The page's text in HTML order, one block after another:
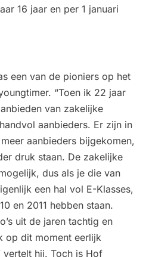
16 jaar en per 1 januari
een van de pioniers op het
“Toen ik 22 jaar
van zakelijke
aanbieders. Er zijn in
aanbieders bijgekomen,
druk staan. De zakelijke
dus als je die van
een hal vol E-Klasses,
en 2011 hebben staan.
uit de jaren tachtig en
op dit moment eerlijk
vertelt hij. Toch is Hof